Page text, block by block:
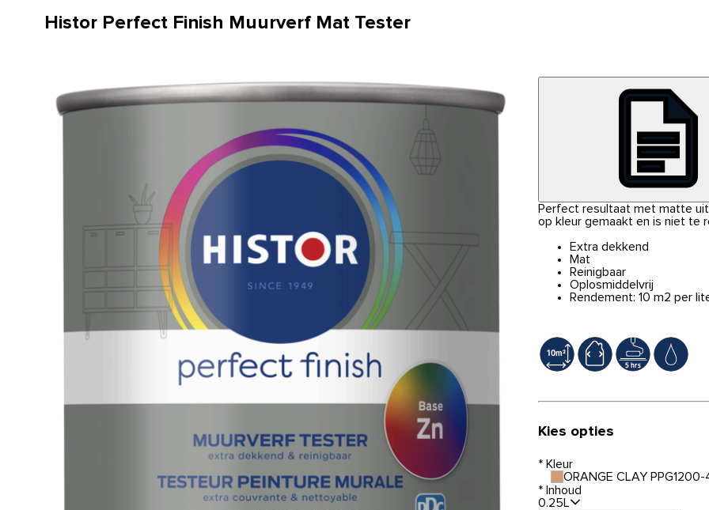
Histor Perfect Finish Muurverf Mat Tester
Perfect resultaat met matte
op kleur gemaakt en is niet te
Extra dekkend
Mat
Reinigbaar
Oplosmiddelvrij
Rendement: 10 m2 per
Kies opties
* Kleur
ORANGE CLAY PPG1200-
* Inhoud
0.25L